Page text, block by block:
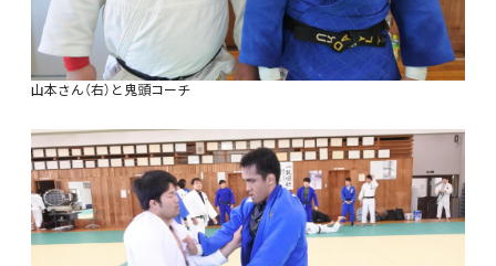
山本さん（右）と鬼頭コーチ